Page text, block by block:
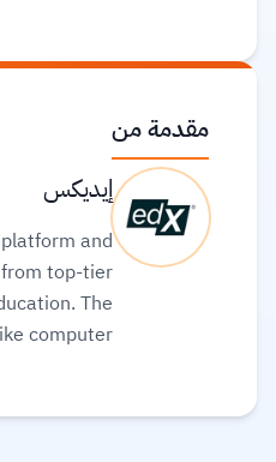
مقدمة من
إيديكس
and
from top-tier
The
computer